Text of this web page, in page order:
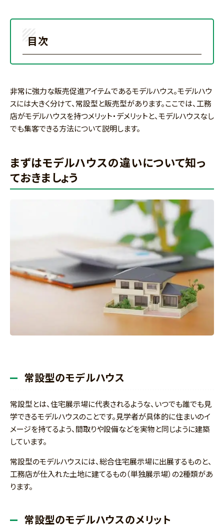
目次
非常に強力な販売促進アイテムであるモデルハウス。モデルハウ
スには大きく分けて、常設型と販売型があります。ここでは、工務
店がモデルハウスを持つメリット・デメリットと、モデルハウスなし
でも集客できる方法について説明します。
まずはモデルハウスの違いについて知っ
ておきましょう
常設型のモデルハウス
常設型とは、住宅展示場に代表されるような、いつでも誰でも見
学できるモデルハウスのことです。見学者が具体的に住まいのイ
メージを持てるよう、間取りや設備などを実物と同じように建築
しています。
常設型のモデルハウスには、総合住宅展示場に出展するものと、
工務店が仕入れた土地に建てるもの（単独展示場）の2種類があ
ります。
常設型のモデルハウスのメリット